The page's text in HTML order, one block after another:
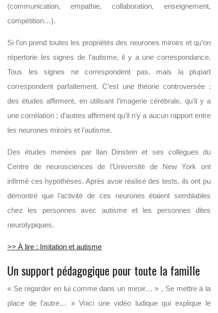
(communication, empathie, collaboration, enseignement,
compétition…).
Si l’on prend toutes les propriétés des neurones miroirs et qu’on
répertorie les signes de l’autisme, il y a une correspondance.
Tous les signes ne correspondent pas, mais la plupart
correspondent parfaitement. C’est une théorie controversée :
des études affirment, en utilisant l’imagerie cérébrale, qu’il y a
une corrélation ; d’autres affirment qu’il n’y a aucun rapport entre
les neurones miroirs et l’autisme.
Des études menées par Ilan Dinstein et ses collègues du
Centre de neurosciences de l’Université de New York ont
infirmé ces hypothèses. Après avoir réalisé des tests, ils ont pu
démontré que l’activité de ces neurones étaient semblables
chez les personnes avec autisme et les personnes dites
neurotypiques.
>> À lire : Imitation et autisme
Un support pédagogique pour toute la famille
« Se regarder en lui comme dans un miroir… » , Se mettre à la
place de l’autre… » Voici une vidéo ludique qui explique le